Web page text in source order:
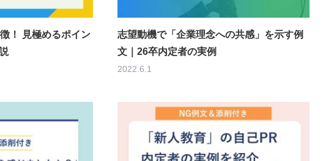
！ 見極めるポイン
志望動機で「企業理念への共感」を示す例
文｜26卒内定者の実例
2022.6.1